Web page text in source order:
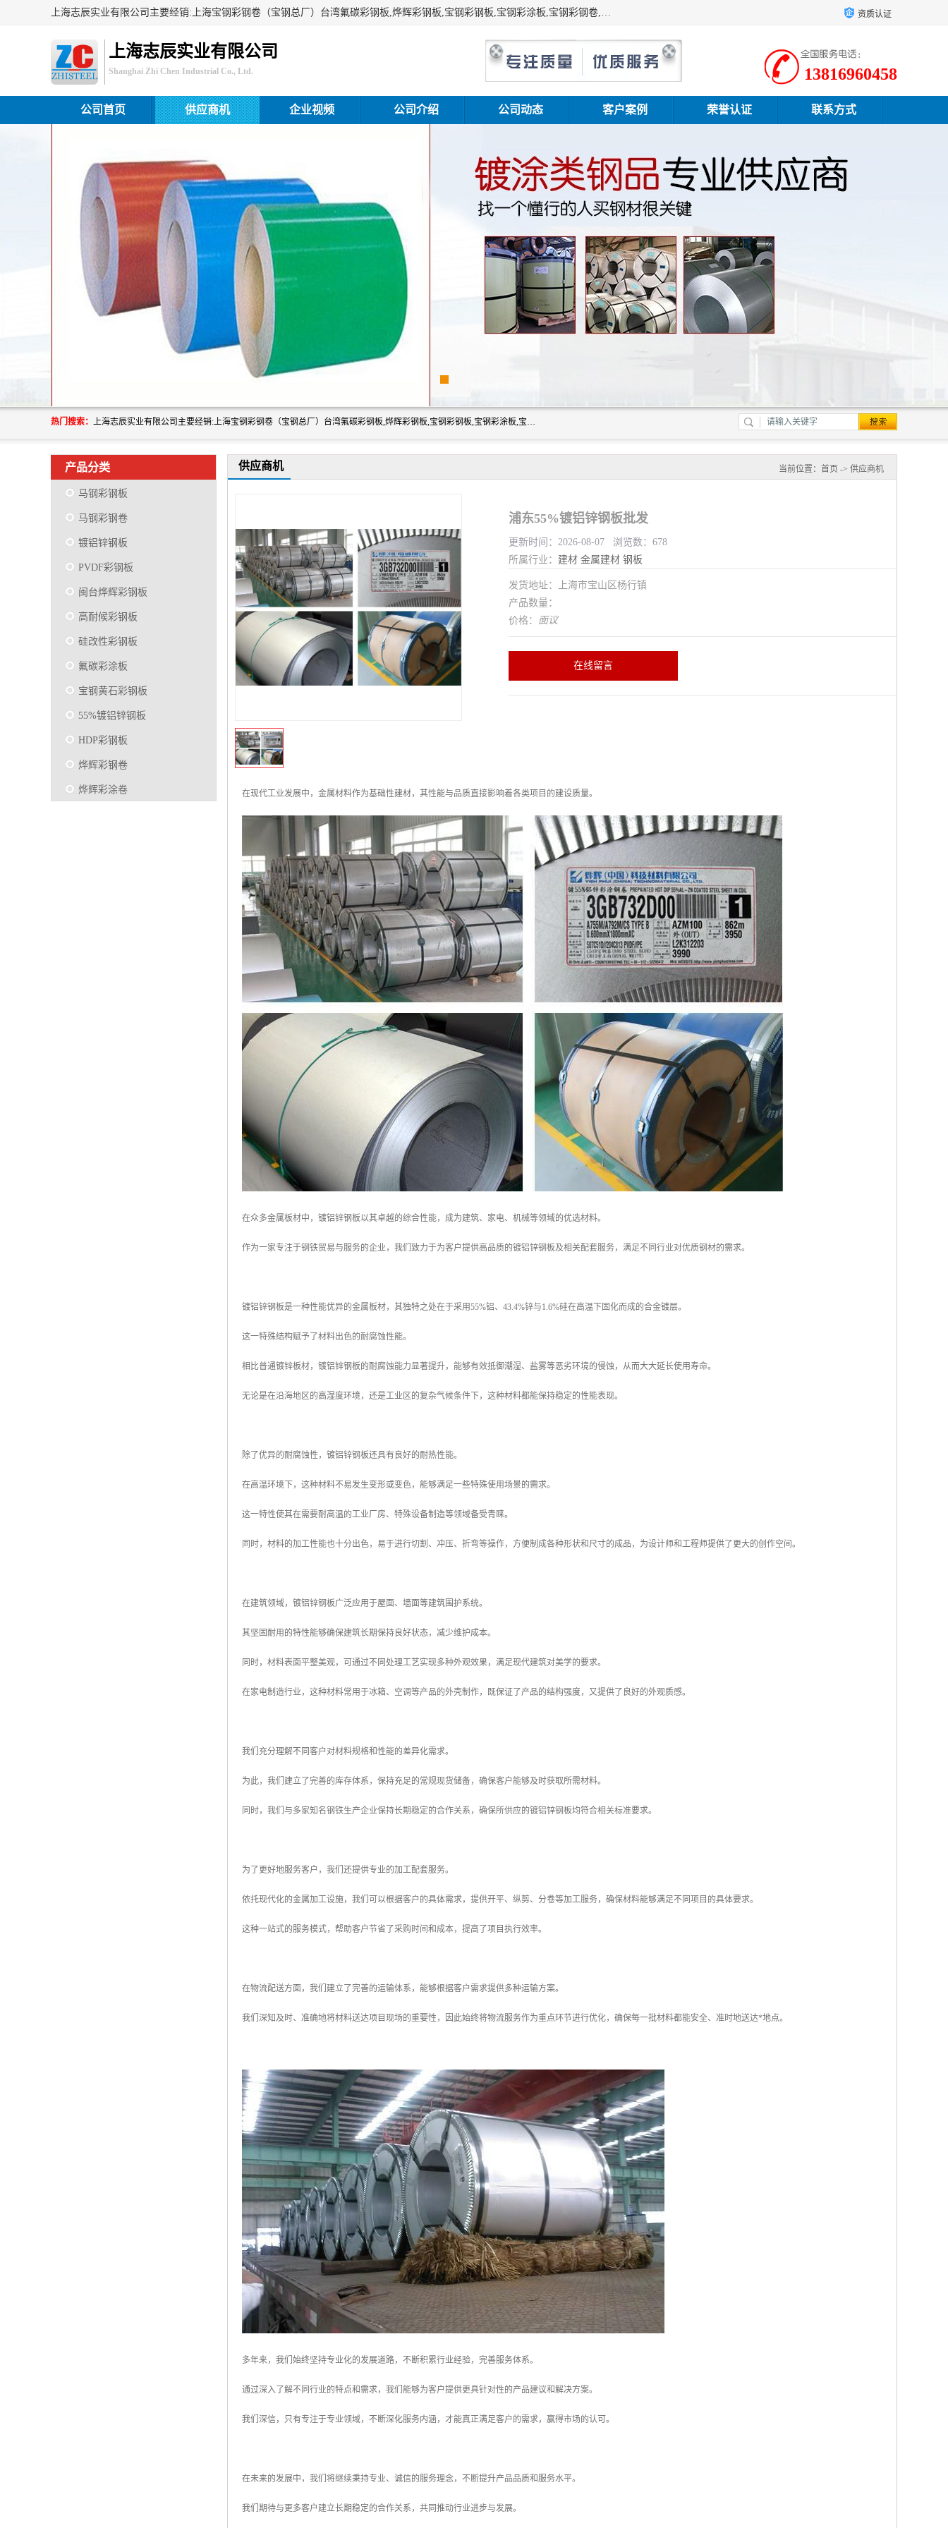
上海志辰实业有限公司主要经销:上海宝钢彩钢卷（宝钢总厂）台湾氟碳彩钢板,烨辉彩钢板,宝钢彩钢板,宝钢彩涂板,宝钢彩钢卷,马钢彩钢板,马钢彩钢卷,镀铝锌钢板,PVDF彩钢板,台湾烨辉彩钢板,高耐候彩钢板,硅改性彩钢板,规格齐全。 资质认证
上海志辰实业有限公司
Shanghai Zhi Chen Industrial Co., Ltd. 13816960458
公司首页 供应商机 企业视频 公司介绍 公司动态 客户案例 荣誉认证 联系方式
热门搜索： 上海志辰实业有限公司主要经销:上海宝钢彩钢卷（宝钢总厂）台湾氟碳彩钢板,烨辉彩钢板,宝钢彩钢板,宝钢彩涂板,宝钢彩钢卷,马钢彩钢板,马钢彩钢卷,镀铝锌钢板,PVDF彩钢板,台湾烨辉彩钢板,高耐候彩钢板,硅改性彩钢板,规格齐全。
产品分类
马钢彩钢板
马钢彩钢卷
镀铝锌钢板
PVDF彩钢板
闽台烨辉彩钢板
高耐候彩钢板
硅改性彩钢板
氟碳彩涂板
宝钢黄石彩钢板
55%镀铝锌钢板
HDP彩钢板
烨辉彩钢卷
烨辉彩涂卷
供应商机 当前位置： 首页 -> 供应商机
浦东55%镀铝锌钢板批发
更新时间：2026-08-07 浏览数：678
所属行业： 建材 金属建材 钢板
发货地址：上海市宝山区杨行镇
产品数量：
价格： 面议
在线留言
在现代工业发展中，金属材料作为基础性建材，其性能与品质直接影响着各类项目的建设质量。
在众多金属板材中，镀铝锌钢板以其卓越的综合性能，成为建筑、家电、机械等领域的优选材料。
作为一家专注于钢铁贸易与服务的企业，我们致力于为客户提供高品质的镀铝锌钢板及相关配套服务，满足不同行业对优质钢材的需求。
镀铝锌钢板是一种性能优异的金属板材，其独特之处在于采用55%铝、43.4%锌与1.6%硅在高温下固化而成的合金镀层。
这一特殊结构赋予了材料出色的耐腐蚀性能。
相比普通镀锌板材，镀铝锌钢板的耐腐蚀能力显著提升，能够有效抵御潮湿、盐雾等恶劣环境的侵蚀，从而大大延长使用寿命。
无论是在沿海地区的高湿度环境，还是工业区的复杂气候条件下，这种材料都能保持稳定的性能表现。
除了优异的耐腐蚀性，镀铝锌钢板还具有良好的耐热性能。
在高温环境下，这种材料不易发生变形或变色，能够满足一些特殊使用场景的需求。
这一特性使其在需要耐高温的工业厂房、特殊设备制造等领域备受青睐。
同时，材料的加工性能也十分出色，易于进行切割、冲压、折弯等操作，方便制成各种形状和尺寸的成品，为设计师和工程师提供了更大的创作空间。
在建筑领域，镀铝锌钢板广泛应用于屋面、墙面等建筑围护系统。
其坚固耐用的特性能够确保建筑长期保持良好状态，减少维护成本。
同时，材料表面平整美观，可通过不同处理工艺实现多种外观效果，满足现代建筑对美学的要求。
在家电制造行业，这种材料常用于冰箱、空调等产品的外壳制作，既保证了产品的结构强度，又提供了良好的外观质感。
我们充分理解不同客户对材料规格和性能的差异化需求。
为此，我们建立了完善的库存体系，保持充足的常规现货储备，确保客户能够及时获取所需材料。
同时，我们与多家知名钢铁生产企业保持长期稳定的合作关系，确保所供应的镀铝锌钢板均符合相关标准要求。
为了更好地服务客户，我们还提供专业的加工配套服务。
依托现代化的金属加工设施，我们可以根据客户的具体需求，提供开平、纵剪、分卷等加工服务，确保材料能够满足不同项目的具体要求。
这种一站式的服务模式，帮助客户节省了采购时间和成本，提高了项目执行效率。
在物流配送方面，我们建立了完善的运输体系，能够根据客户需求提供多种运输方案。
我们深知及时、准确地将材料送达项目现场的重要性，因此始终将物流服务作为重点环节进行优化，确保每一批材料都能安全、准时地送达*地点。
多年来，我们始终坚持专业化的发展道路，不断积累行业经验，完善服务体系。
通过深入了解不同行业的特点和需求，我们能够为客户提供更具针对性的产品建议和解决方案。
我们深信，只有专注于专业领域，不断深化服务内涵，才能真正满足客户的需求，赢得市场的认可。
在未来的发展中，我们将继续秉持专业、诚信的服务理念，不断提升产品品质和服务水平。
我们期待与更多客户建立长期稳定的合作关系，共同推动行业进步与发展。